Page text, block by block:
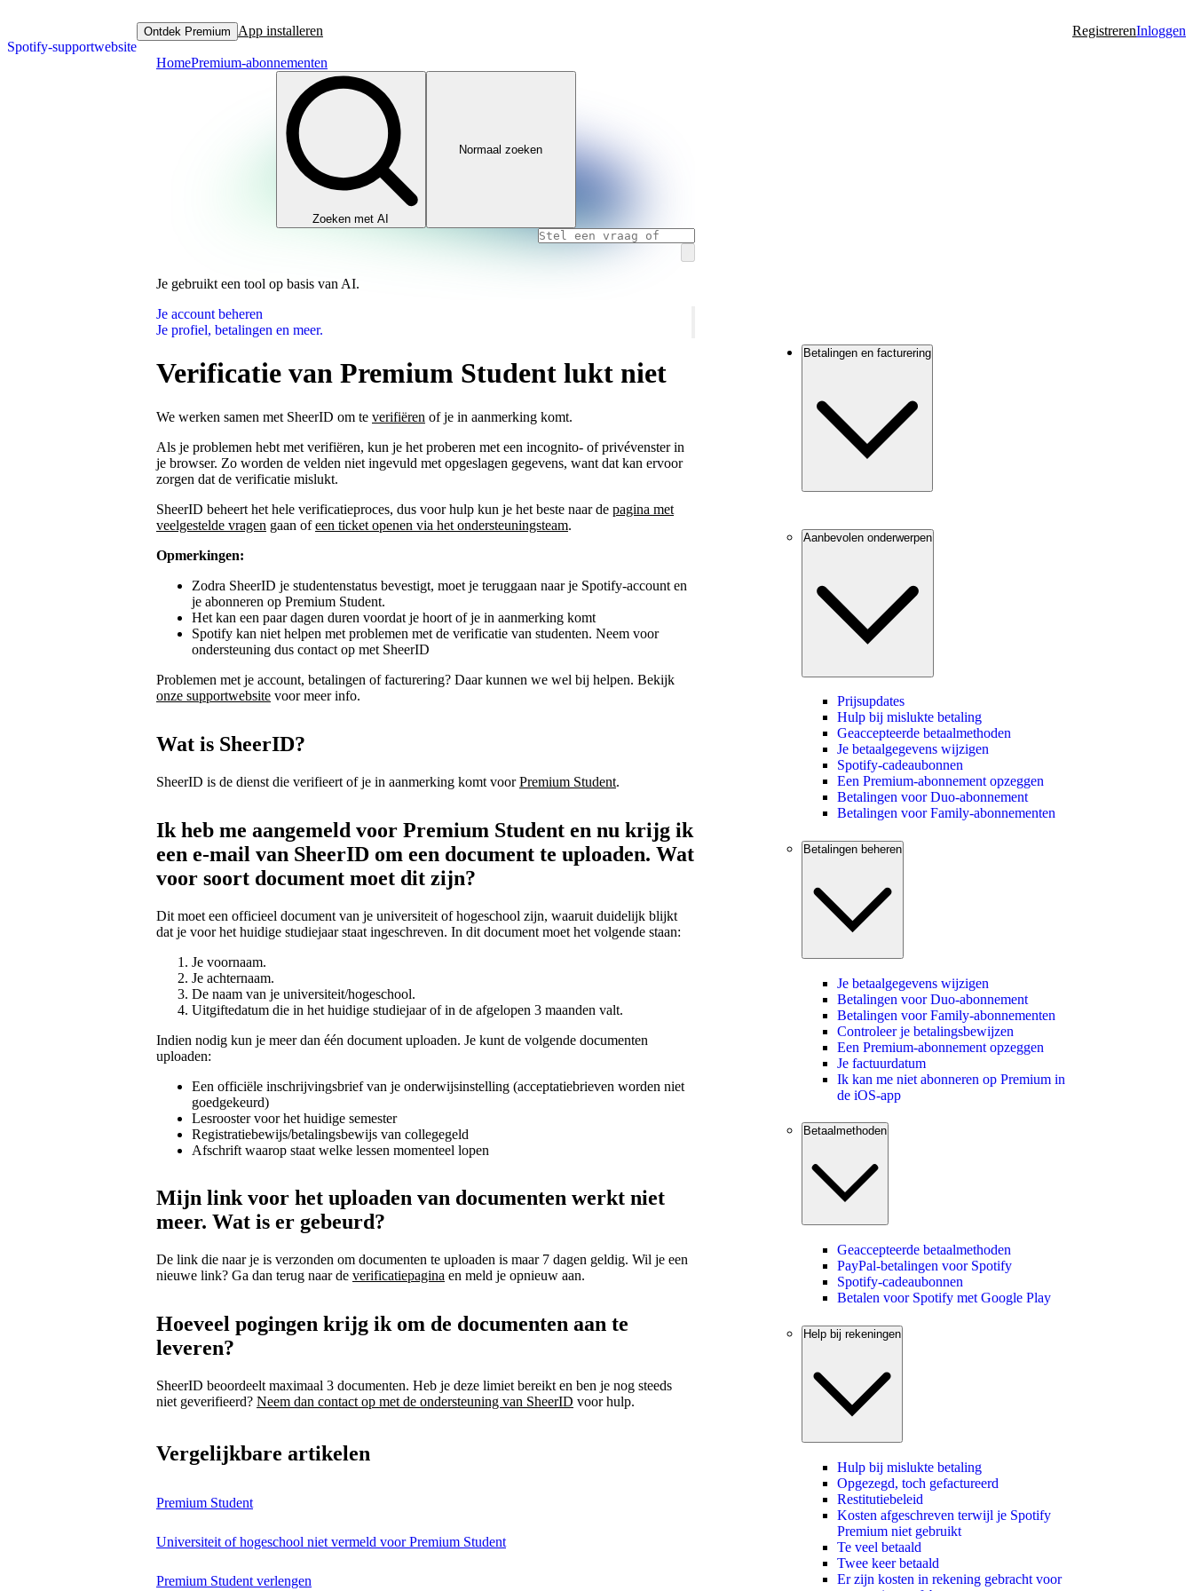
Spotify-supportwebsite
Ontdek Premium App installeren RegistrerenInloggen
HomePremium-abonnementen
Zoeken met AI
Normaal zoeken
Je gebruikt een tool op basis van AI.
Je account beheren
Je profiel, betalingen en meer.
Verificatie van Premium Student lukt niet
We werken samen met SheerID om te verifiëren of je in aanmerking komt.
Als je problemen hebt met verifiëren, kun je het proberen met een incognito- of privévenster in
je browser. Zo worden de velden niet ingevuld met opgeslagen gegevens, want dat kan ervoor
zorgen dat de verificatie mislukt.
SheerID beheert het hele verificatieproces, dus voor hulp kun je het beste naar de pagina met
veelgestelde vragen gaan ofeen ticket openen via het ondersteuningsteam.
Opmerkingen:
Zodra SheerID je studentenstatus bevestigt, moet je teruggaan naar je Spotify-account en
je abonneren op Premium Student.
Het kan een paar dagen duren voordat je hoort of je in aanmerking komt
Spotify kan niet helpen met problemen met de verificatie van studenten. Neem voor
ondersteuning dus contact op met SheerID
Problemen met je account, betalingen of facturering? Daar kunnen we wel bij helpen. Bekijk
onze supportwebsite voor meer info.
Wat is SheerID?
SheerID is de dienst die verifieert of je in aanmerking komt voorPremium Student.
Ik heb me aangemeld voor Premium Student en nu krijg ik
een e-mail van SheerID om een document te uploaden. Wat
voor soort document moet dit zijn?
Dit moet een officieel document van je universiteit of hogeschool zijn, waaruit duidelijk blijkt
dat je voor het huidige studiejaar staat ingeschreven. In dit document moet het volgende staan:
Je voornaam.
Je achternaam.
De naam van je universiteit/hogeschool.
Uitgiftedatum die in het huidige studiejaar of in de afgelopen 3 maanden valt.
Indien nodig kun je meer dan één document uploaden. Je kunt de volgende documenten
uploaden:
Een officiële inschrijvingsbrief van je onderwijsinstelling (acceptatiebrieven worden niet
goedgekeurd)
Lesrooster voor het huidige semester
Registratiebewijs/betalingsbewijs van collegegeld
Afschrift waarop staat welke lessen momenteel lopen
Mijn link voor het uploaden van documenten werkt niet
meer. Wat is er gebeurd?
De link die naar je is verzonden om documenten te uploaden is maar 7 dagen geldig. Wil je een
nieuwe link? Ga dan terug naar de verificatiepagina en meld je opnieuw aan.
Hoeveel pogingen krijg ik om de documenten aan te
leveren?
SheerID beoordeelt maximaal 3 documenten. Heb je deze limiet bereikt en ben je nog steeds
niet geverifieerd? Neem dan contact op met de ondersteuning van SheerID voor hulp.
Vergelijkbare artikelen
Premium Student
Universiteit of hogeschool niet vermeld voor Premium Student
Premium Student verlengen
Betalingen en facturering
Aanbevolen onderwerpen
Prijsupdates
Hulp bij mislukte betaling
Geaccepteerde betaalmethoden
Je betaalgegevens wijzigen
Spotify-cadeaubonnen
Een Premium-abonnement opzeggen
Betalingen voor Duo-abonnement
Betalingen voor Family-abonnementen
Betalingen beheren
Je betaalgegevens wijzigen
Betalingen voor Duo-abonnement
Betalingen voor Family-abonnementen
Controleer je betalingsbewijzen
Een Premium-abonnement opzeggen
Je factuurdatum
Ik kan me niet abonneren op Premium in
de iOS-app
Betaalmethoden
Geaccepteerde betaalmethoden
PayPal-betalingen voor Spotify
Spotify-cadeaubonnen
Betalen voor Spotify met Google Play
Help bij rekeningen
Hulp bij mislukte betaling
Opgezegd, toch gefactureerd
Restitutiebeleid
Kosten afgeschreven terwijl je Spotify
Premium niet gebruikt
Te veel betaald
Twee keer betaald
Er zijn kosten in rekening gebracht voor